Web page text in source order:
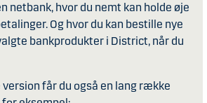
netbank, hvor du nemt kan holde øje
Og hvor du kan bestille nye
bankprodukter i District, når du
version får du også en lang række